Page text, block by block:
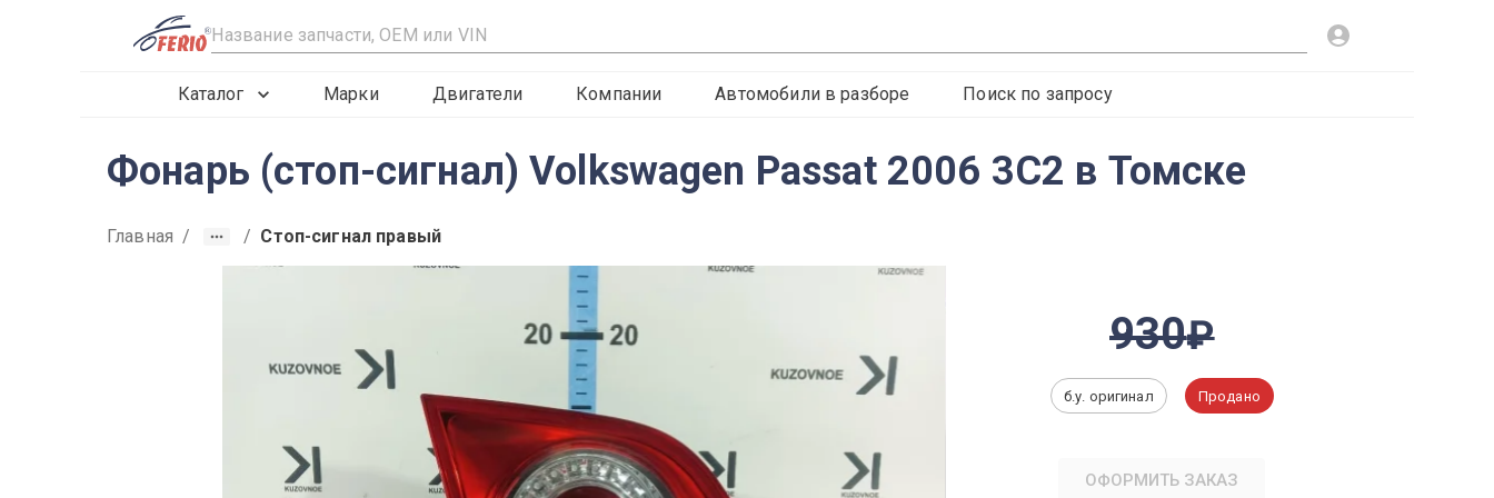
R
Каталог Марки Двигатели Компании Автомобили в разборе Поиск по запросу
Фонарь (стоп-сигнал) Volkswagen Passat 2006 3C2 в Томске
Главная / / Стоп-сигнал правый
930
б.у. оригинал Продано
ОФОРМИТЬ ЗАКАЗ